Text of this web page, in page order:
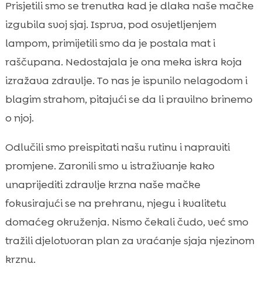
 Naš put od bezsjajne dlake do blistavog
krzna
Uzroci zbog kojih dlaka gubi sjaj
 dlaka mačke je bez sjaja
Prehrana koja hrani kožu i krzno iznutra
Kako smo prilagodili dnevnu rutinu njege
 Jasper suha hrana: losos hipoalergen ili
janjetina – što odabrati?
Prevencija zdravstvenih problema: manje
kuglica dlake, manje kamenaca
Bill mokra hrana: hipoalergena
kombinacija lososa i pastrve
 Purrfect Life pijesak: čisto okruženje za
zdraviju kožu
Prisjetili smo se trenutka kad je dlaka naše mačke
izgubila svoj sjaj. Isprva, pod osvjetljenjem
lampom, primijetili smo da je postala mat i
raščupana. Nedostajala je ona meka iskra koja
izražava zdravlje. To nas je ispunilo nelagodom i
blagim strahom, pitajući se da li pravilno brinemo
o njoj.
Odlučili smo preispitati našu rutinu i napraviti
promjene. Zaronili smo u istraživanje kako
unaprijediti zdravlje krzna naše mačke
fokusirajući se na prehranu, njegu i kvalitetu
domaćeg okruženja. Nismo čekali čudo, već smo
tražili djelotvoran plan za vraćanje sjaja njezinom
krznu.